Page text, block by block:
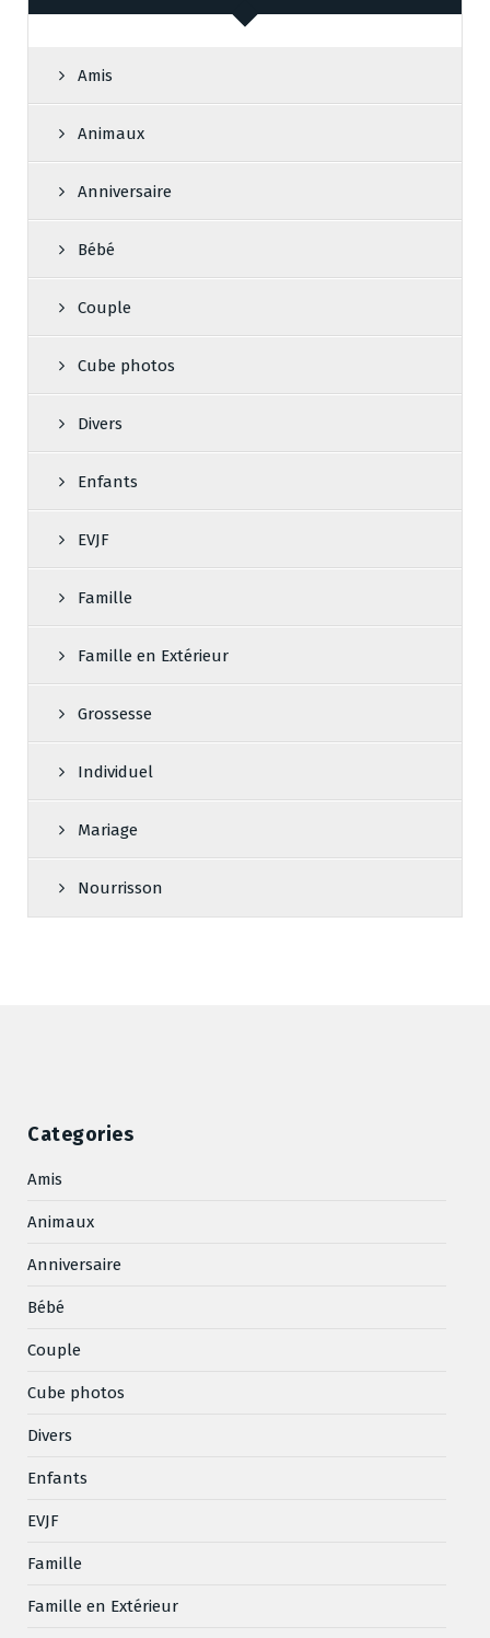
Amis
Animaux
Anniversaire
Bébé
Couple
Cube photos
Divers
Enfants
EVJF
Famille
Famille en Extérieur
Grossesse
Individuel
Mariage
Nourrisson
Categories
Amis
Animaux
Anniversaire
Bébé
Couple
Cube photos
Divers
Enfants
EVJF
Famille
Famille en Extérieur